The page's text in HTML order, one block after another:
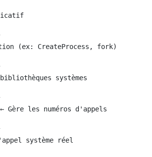
(ex: CreateProcess, fork)
systèmes
Gère les numéros d'appels
système réel